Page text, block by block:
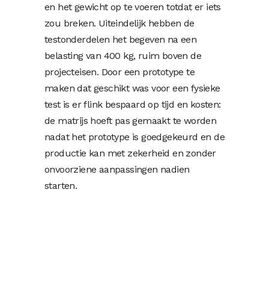
en het gewicht op te voeren totdat er iets
zou breken. Uiteindelijk hebben de
testonderdelen het begeven na een
belasting van 400 kg, ruim boven de
projecteisen. Door een prototype te
maken dat geschikt was voor een fysieke
test is er flink bespaard op tijd en kosten:
de matrijs hoeft pas gemaakt te worden
nadat het prototype is goedgekeurd en de
productie kan met zekerheid en zonder
onvoorziene aanpassingen nadien
starten.